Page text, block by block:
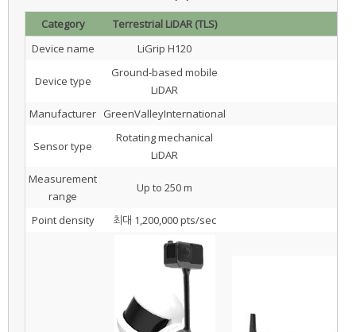
Category
Terrestrial LiDAR (TLS)
Device name
LiGrip H120
Device type
Ground-based mobile
LiDAR
Manufacturer GreenValleyInternational
Sensor type
Rotating mechanical
LiDAR
Measurement
range
Up to 250 m
Point density 최대 1,200,000 pts/sec